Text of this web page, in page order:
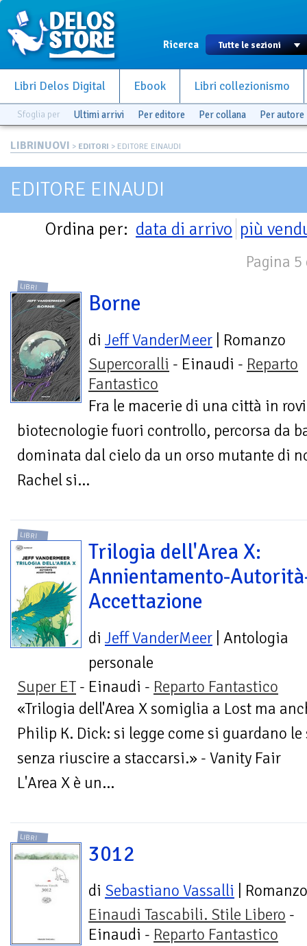
Ricerca
Libri Delos Digital Ebook Libri collezionismo
Sfoglia per Ultimi arrivi Per editore Per collana Per autore
LIBRINUOVI > EDITORI > EDITORE EINAUDI
EDITORE EINAUDI
Ordina per: data di arrivo più
Pagina 5
LIBRI
Borne
di Jeff VanderMeer | Romanzo
Supercoralli - Einaudi - Reparto
Fantastico
Fra le macerie di una città in
biotecnologie fuori controllo, percorsa da
dominata dal cielo da un orso mutante di
Rachel si...
LIBRI
Trilogia dell'Area X:
Annientamento-
Accettazione
di Jeff VanderMeer | Antologia
personale
Super ET - Einaudi - Reparto Fantastico
«Trilogia dell'Area X somiglia a Lost ma
Philip K. Dick: si legge come si guardano
senza riuscire a staccarsi.» - Vanity Fair
L'Area X è un...
LIBRI
3012
di Sebastiano Vassalli | Romanzo
Einaudi Tascabili. Stile Libero -
Einaudi - Reparto Fantastico